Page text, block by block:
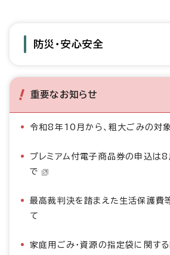
防災・安心安全
重要なお知らせ
令和8年10月から、粗大ごみの対
プレミアム付電子商品券の申込は8
で
最高裁判決を踏まえた生活保護費
て
家庭用ごみ・資源の指定袋に関す